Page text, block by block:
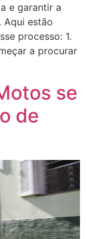
e garantir a
Aqui estão
processo: 1.
a procurar
se
de